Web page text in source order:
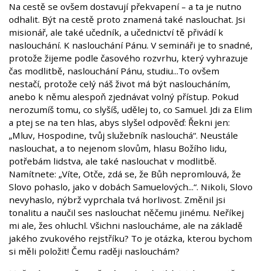
Na cestě se ovšem dostavují překvapení – a ta je nutno
odhalit. Být na cestě proto znamená také naslouchat. Jsi
misionář, ale také učedník, a učednictví tě přivádí k
naslouchání. K naslouchání Pánu. V semináři je to snadné,
protože žijeme podle časového rozvrhu, který vyhrazuje
čas modlitbě, naslouchání Pánu, studiu...To ovšem
nestačí, protože celý náš život má být nasloucháním,
anebo k němu alespoň zjednávat volný přístup. Pokud
nerozumíš tomu, co slyšíš, udělej to, co Samuel. Jdi za Elim
a ptej se na ten hlas, abys slyšel odpověď: Řekni jen:
„Mluv, Hospodine, tvůj služebník naslouchá“. Neustále
naslouchat, a to nejenom slovům, hlasu Božího lidu,
potřebám lidstva, ale také naslouchat v modlitbě.
Namítnete: „Víte, Otče, zdá se, že Bůh nepromlouvá, že
Slovo pohaslo, jako v dobách Samuelových...“. Nikoli, Slovo
nevyhaslo, nýbrž vyprchala tvá horlivost. Změnil jsi
tonalitu a naučil ses naslouchat něčemu jinému. Neříkej
mi ale, žes ohluchl. Všichni nasloucháme, ale na základě
jakého zvukového rejstříku? To je otázka, kterou bychom
si měli položit! Čemu raději naslouchám?